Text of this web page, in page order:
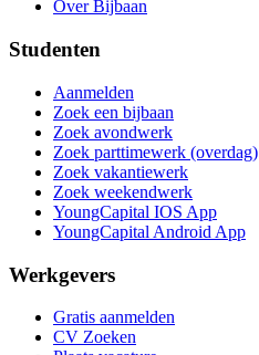
Over Bijbaan
Studenten
Aanmelden
Zoek een bijbaan
Zoek avondwerk
Zoek parttimewerk (overdag)
Zoek vakantiewerk
Zoek weekendwerk
YoungCapital IOS App
YoungCapital Android App
Werkgevers
Gratis aanmelden
CV Zoeken